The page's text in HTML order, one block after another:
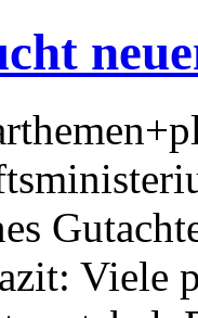
Viele